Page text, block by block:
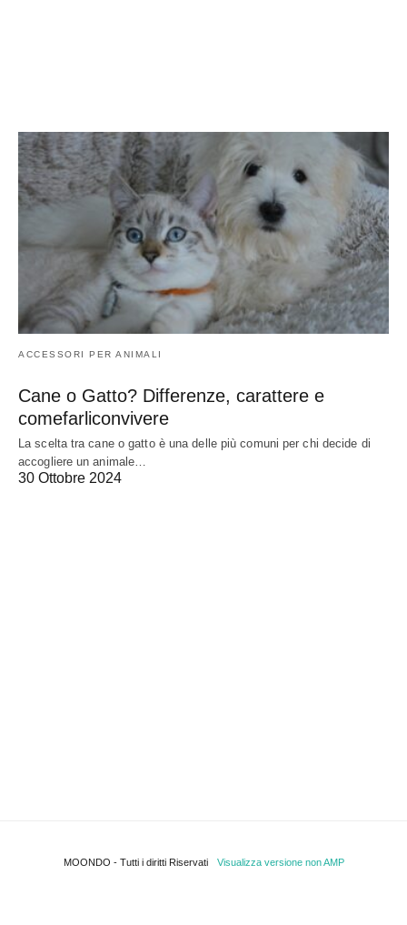
ACCESSORI PER ANIMALI
Cane o Gatto? Differenze, carattere e
comefarliconvivere
La scelta tra cane o gatto è una delle più comuni per chi decide di
accogliere un animale…
30 Ottobre 2024
MOONDO - Tutti i diritti Riservati Visualizza versione non AMP